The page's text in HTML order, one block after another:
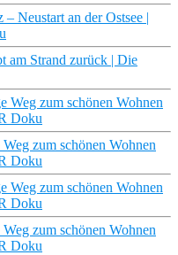
Neustart an der Ostsee |
am Strand zurück | Die
Weg zum schönen Wohnen
Doku
zum schönen Wohnen
Doku
Weg zum schönen Wohnen
Doku
zum schönen Wohnen
Doku